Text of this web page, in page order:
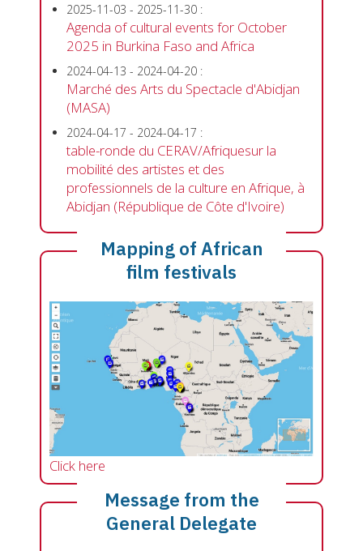
2025-11-03 - 2025-11-30 :
Agenda of cultural events for October
2025 in Burkina Faso and Africa
2024-04-13 - 2024-04-20 :
Marché des Arts du Spectacle d'Abidjan
(MASA)
2024-04-17 - 2024-04-17 :
table-ronde du CERAV/Afriquesur la
mobilité des artistes et des
professionnels de la culture en Afrique, à
Abidjan (République de Côte d'Ivoire)
Mapping of African
film festivals
Click here
Message from the
General Delegate